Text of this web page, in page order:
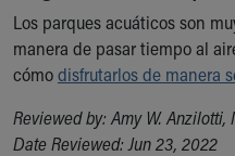
Los parques acuáticos son
manera de pasar tiempo al
cómodisfrutarlos de manera
Reviewed by: Amy W. Anzilotti,
Date Reviewed: Jun 23, 2022